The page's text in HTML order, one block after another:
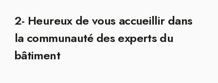
2- Heureux de vous accueillir dans
la communauté des experts du
bâtiment